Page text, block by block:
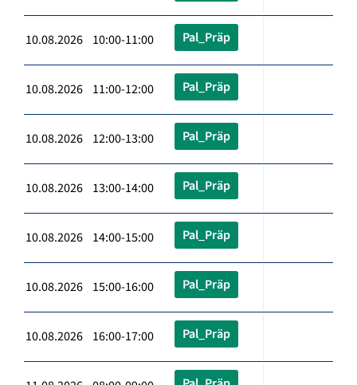
10.08.2026 10:00-11:00 Pal_Präp
10.08.2026 11:00-12:00 Pal_Präp
10.08.2026 12:00-13:00 Pal_Präp
10.08.2026 13:00-14:00 Pal_Präp
10.08.2026 14:00-15:00 Pal_Präp
10.08.2026 15:00-16:00 Pal_Präp
10.08.2026 16:00-17:00 Pal_Präp